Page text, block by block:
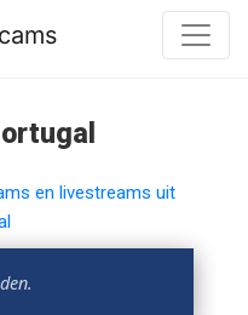
en livestreams uit